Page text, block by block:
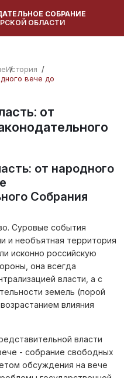
СОБРАНИЕ
ОБЛАСТИ
История
вече до
от
от народного
Собрания
Суровые события
и необъятная территория
исконно российскую
она всегда
власти, а с
земель (порой
влияния
власти
- собрание свободных
обсуждения на вече